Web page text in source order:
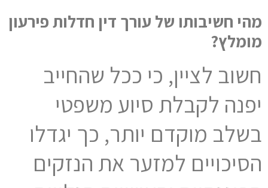
מהי חשיבותו של עורך דין חדלות פירעון
מומלץ?
חשוב לציין, כי ככל שהחייב
יפנה לקבלת סיוע משפטי
בשלב מוקדם יותר, כך יגדלו
הסיכויים למזער את הנזקים